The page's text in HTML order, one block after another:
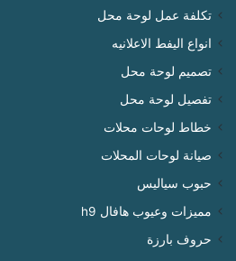
تكلفة عمل لوحة محل
انواع اليفط الاعلانيه
تصميم لوحة محل
تفصيل لوحة محل
خطاط لوحات محلات
صيانة لوحات المحلات
حبوب سياليس
مميزات وعيوب هافال h9
حروف بارزة